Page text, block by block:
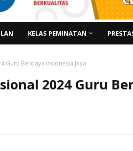
KELAS PEMINATAN
Guru Berdaya Indonesia Jaya
2024 Guru